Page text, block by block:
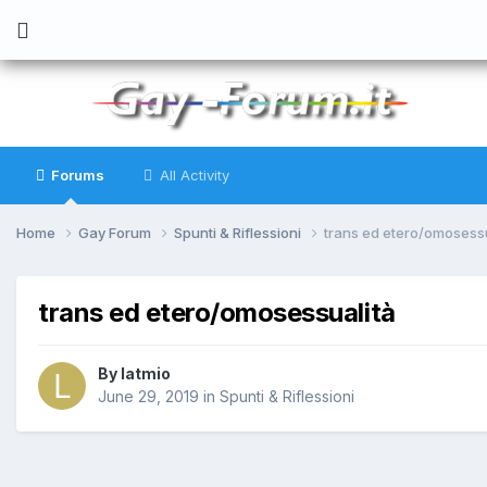
Forums All Activity
Home Gay Forum Spunti & Riflessioni trans ed etero/
trans ed etero/omosessualità
By latmio
June 29, 2019 in Spunti & Riflessioni